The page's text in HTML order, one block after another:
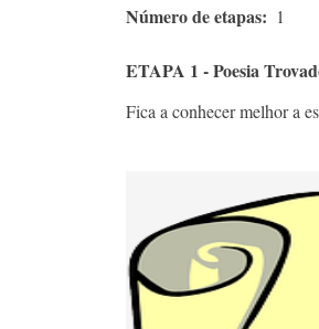
Número de etapas 1
ETAPA 1 - Poesia
Fica a conhecer melhor a